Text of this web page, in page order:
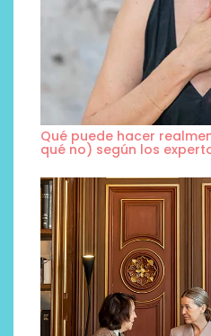
Qué puede hacer
qué no) según los